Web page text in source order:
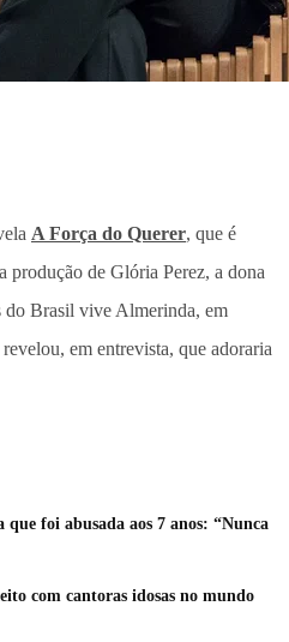
A Força do Querer, que é
produção de Glória Perez, a dona
do Brasil vive Almerinda, em
em entrevista, que adoraria
foi abusada aos 7 anos: “Nunca
com cantoras idosas no mundo